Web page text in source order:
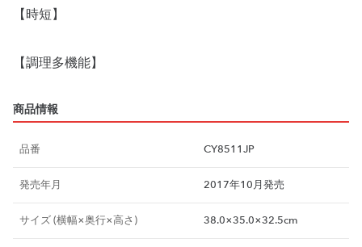
【時短】
【調理多機能】
商品情報
品番 CY8511JP
発売年月 2017年10月発売
サイズ (横幅×奥行×高さ) 38.0×35.0×32.5cm